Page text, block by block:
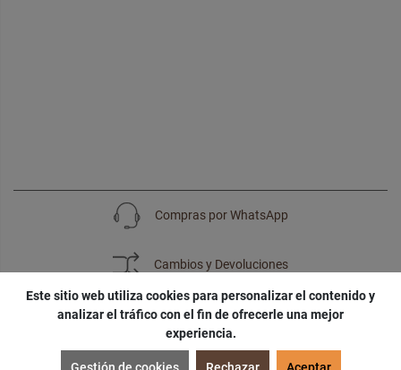
Compras por WhatsApp
Cambios y Devoluciones
SUSCRÍBETE
Este sitio web utiliza cookies para personalizar el contenido y
analizar el tráfico con el fin de ofrecerle una mejor
experiencia.